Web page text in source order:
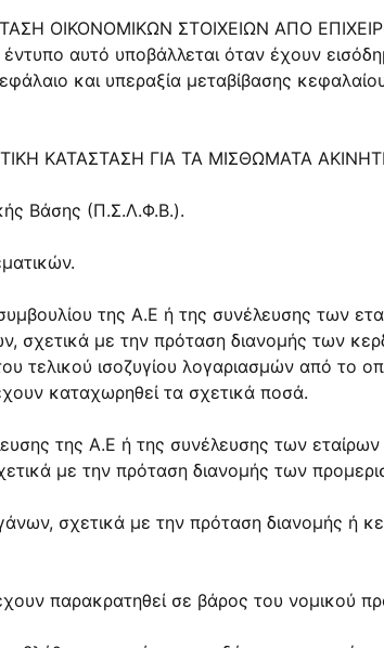
ΟΙΚΟΝΟΜΙΚΩΝ ΣΤΟΙΧΕΙΩΝ ΑΠΟ
αυτό υποβάλλεται όταν έχουν
και υπεραξία μεταβίβασης
ΚΑΤΑΣΤΑΣΗ ΓΙΑ ΤΑ ΜΙΣΘΩΜΑΤΑ
Βάσης (Π.Σ.Λ.Φ.Β.).
της Α.Ε ή της συνέλευσης των
με την πρόταση διανομής των
ισοζυγίου λογαριασμών από το
καταχωρηθεί τα σχετικά ποσά.
της Α.Ε ή της συνέλευσης των
με την πρόταση διανομής των
σχετικά με την πρόταση διανομής ή
παρακρατηθεί σε βάρος του νομικού